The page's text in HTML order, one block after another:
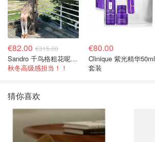
€82.00 €315.00
Sandro 千鸟格粗花呢连衣裙
秋冬高级感担当！！
€80.00
Clinique 紫光精华50ml
套装
猜你喜欢